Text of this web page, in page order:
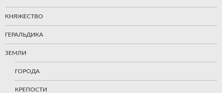
КНЯЖЕСТВО
ГЕРАЛЬДИКА
ЗЕМЛИ
ГОРОДА
КРЕПОСТИ